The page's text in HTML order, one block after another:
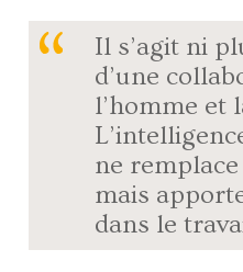
Il s’agit ni
d’une
l’homme et
ne
mais
dans le